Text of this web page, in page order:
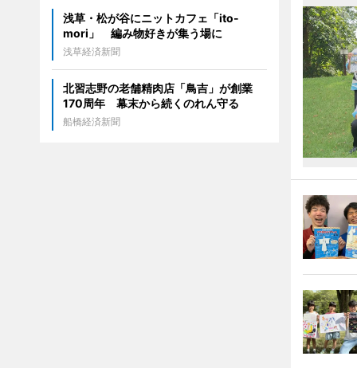
浅草・松が谷にニットカフェ「ito-
mori」 編み物好きが集う場に
浅草経済新聞
北習志野の老舗精肉店「鳥吉」が創業
170周年 幕末から続くのれん守る
船橋経済新聞